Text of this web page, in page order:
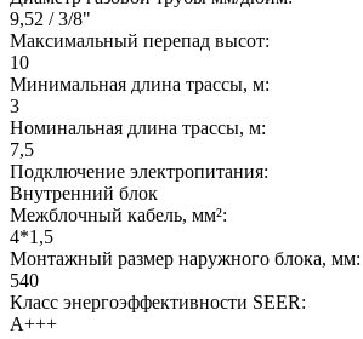
9,52 / 3/8"
Максимальный перепад высот:
10
Минимальная длина трассы, м:
3
Номинальная длина трассы, м:
7,5
Подключение электропитания:
Внутренний блок
Межблочный кабель, мм²:
4*1,5
Монтажный размер наружного блока, мм:
540
Класс энергоэффективности SEER:
A+++